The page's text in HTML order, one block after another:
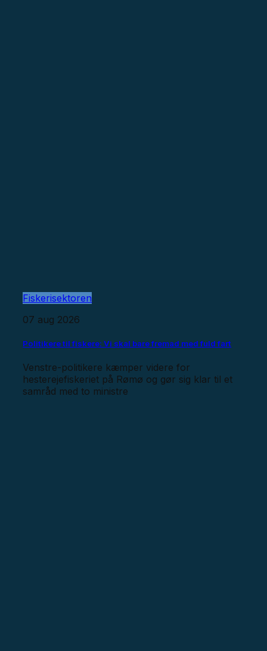
Fiskerisektoren
07 aug 2026
Politikere til fiskere: Vi skal bare fremad med fuld fart
Venstre-politikere kæmper videre for
hesterejefiskeriet på Rømø og gør sig klar til et
samråd med to ministre